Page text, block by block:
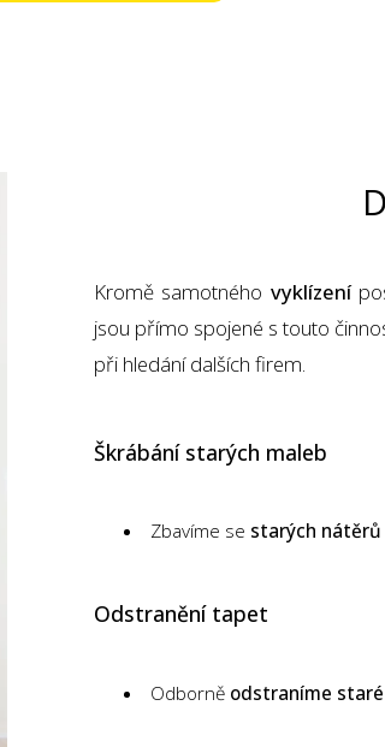
Kromě samotného vyklízení
jsou přímo spojené s touto
při hledání dalších firem.
Škrábání starých maleb
Zbavíme se starých nátěrů
Odstranění tapet
Odborně odstraníme